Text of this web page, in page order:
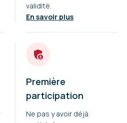
validité.
En savoir plus
Première
participation
Ne pas y avoir déjà